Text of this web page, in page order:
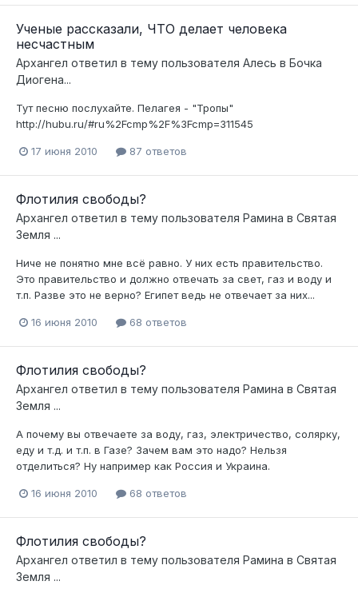
Ученые рассказали, ЧТО делает человека
несчастным
Архангел ответил в тему пользователя Алесь в Бочка
Диогена...
Тут песню послухайте. Пелагея - "Тропы"
http://hubu.ru/#ru%2Fcmp%2F%3Fcmp=311545
17 июня 2010 87 ответов
Флотилия свободы?
Архангел ответил в тему пользователя Рамина в Святая
Земля ...
Ниче не понятно мне всё равно. У них есть правительство.
Это правительство и должно отвечать за свет, газ и воду и
т.п. Разве это не верно? Египет ведь не отвечает за них...
16 июня 2010 68 ответов
Флотилия свободы?
Архангел ответил в тему пользователя Рамина в Святая
Земля ...
А почему вы отвечаете за воду, газ, электричество, солярку,
еду и т.д. и т.п. в Газе? Зачем вам это надо? Нельзя
отделиться? Ну например как Россия и Украина.
16 июня 2010 68 ответов
Флотилия свободы?
Архангел ответил в тему пользователя Рамина в Святая
Земля ...